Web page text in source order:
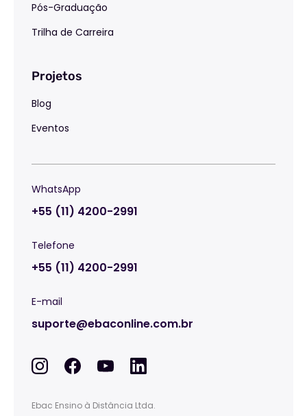
Pós-Graduação
Trilha de Carreira
Projetos
Blog
Eventos
WhatsApp
+55 (11) 4200-2991
Telefone
+55 (11) 4200-2991
E-mail
suporte@ebaconline.com.br
Ebac Ensino à Distância Ltda.